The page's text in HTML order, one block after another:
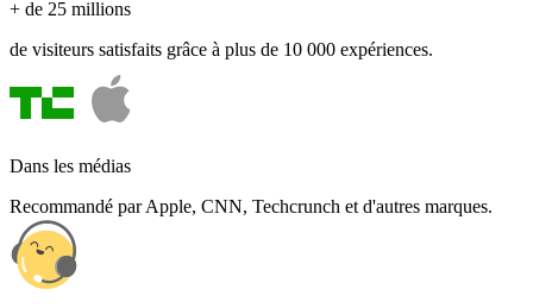
+ de 25 millions
de visiteurs satisfaits grâce à plus de 10 000 expériences.
Dans les médias
Recommandé par Apple, CNN, Techcrunch et d'autres marques.